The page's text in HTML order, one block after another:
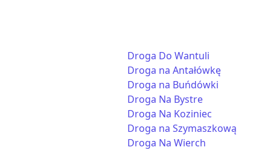
Droga Do Wantuli
Droga na Antałówkę
Droga na Buńdówki
Droga Na Bystre
Droga Na Koziniec
Droga na Szymaszkową
Droga Na Wierch